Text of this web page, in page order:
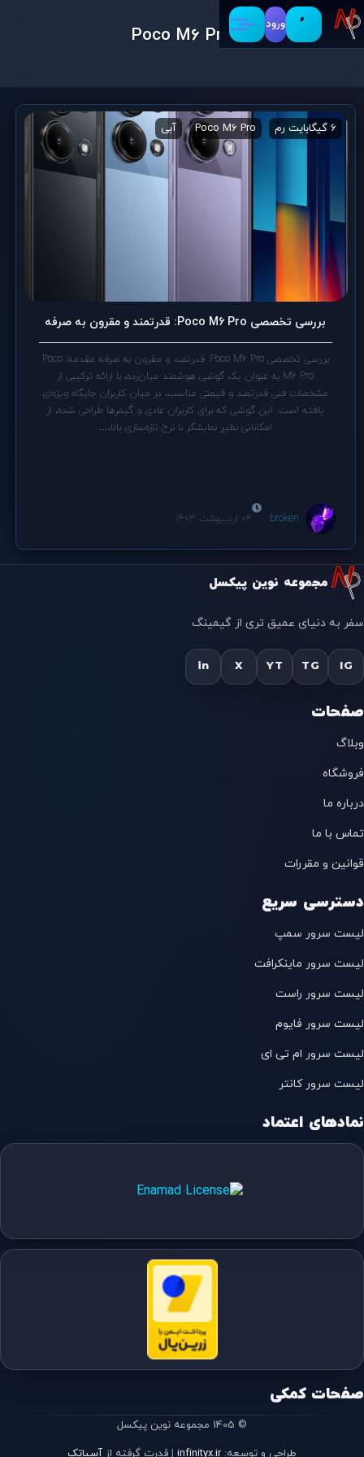
ورود Poco M6 Pro
6 گیگابایت رم Poco M6 Pro آبی اجرای سنگین‌ترین برنامه‌ها و
بررسی تخصصی Poco M6 Pro: قدرتمند و مقرون به صرفه
بررسی تخصصی Poco M6 Pro: قدرتمند و مقرون به صرفه مقدمه: Poco
M6 Pro به عنوان یک گوشی هوشمند میان‌رده، با ارائه ترکیبی از
مشخصات فنی قدرتمند و قیمتی مناسب، در میان کاربران جایگاه ویژه‌ای
یافته است. این گوشی که برای کاربران عادی و گیمرها طراحی شده، از
امکاناتی نظیر نمایشگر با نرخ تازه‌سازی بالا،…
broken 04 اردیبهشت 1403
مجموعه نوین پیکسل
سفر به دنیای عمیق تری از گیمینگ
IG
TG
YT
X
in
صفحات
وبلاگ
فروشگاه
درباره ما
تماس با ما
قوانین و مقررات
دسترسی سریع
لیست سرور سمپ
لیست سرور ماینکرافت
لیست سرور راست
لیست سرور فایوم
لیست سرور ام تی ای
لیست سرور کانتر
نمادهای اعتماد
صفحات کمکی
© 1405 مجموعه نوین پیکسل